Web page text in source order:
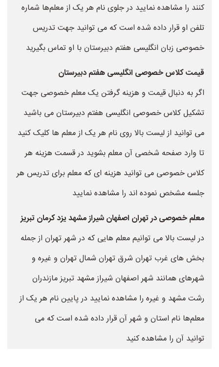
کنند را مشاهده نمایید در جلوی نام هر یک از معلم‌ها شماره
تلفن او قرار داده شده است که می توانید جهت تدریس
خصوصی زبان انگلیسی هفتم دبیرستان با او تماس بگیرید
قیمت کلاس خصوصی انگلیسی هفتم دبیرستان
اگر به دنبال قیمت و هزینه گرفتن یک معلم خصوصی جهت
تشکیل کلاس خصوصی انگلیسی هفتم دبیرستان می باشید
می توانید از لیست بالا روی نام هر یک از معلم ها کلیک کنید
تا وارد صفحه شخصی آن معلم بشوید در قسمت هزینه هر
کلاس خصوصی می توانید هزینه ای که معلم برای تدریس هر
جلسه مشخص نموده اند را مشاهده نمایید
معلم خصوصی در تهران اصفهان شیراز مشهد یزد کرمان تبریز
در لیست بالا می توانیم معلم هایی که در شهر تهران از جمله
بخش های غرب تهران شرق تهران شمال تهران و غیره و
شهرهای همانند شهر اصفهان شیراز مشهد تبریز مازندران
رشت مشهد و غیره را مشاهده نمایید در پایین نام هر یک از
معلم‌ها نام استان و شهر آن قرار داده شده است که می
توانید آن را مشاهده کنید